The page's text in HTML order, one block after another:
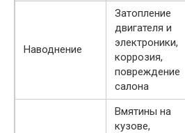
Наводнение
Затопление
двигателя и
электроники,
коррозия,
повреждение
салона
Вмятины на
кузове,